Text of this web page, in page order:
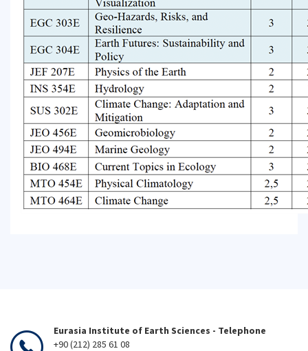
Eurasia Institute of Earth Sciences - Telephone
+90 (212) 285 61 08